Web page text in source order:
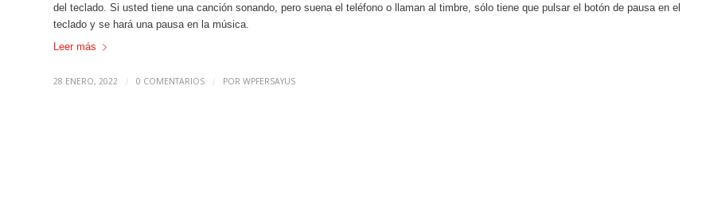
del teclado. Si usted tiene una canción sonando, pero suena el teléfono o llaman al timbre, sólo tiene que pulsar el botón de pausa en el
teclado y se hará una pausa en la música.
Leer más
28 ENERO, 2022 / 0 COMENTARIOS / POR WPFERSAYUS